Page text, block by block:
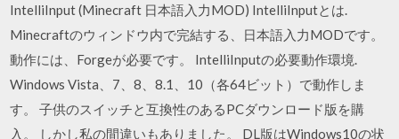
IntelliInput (Minecraft 日本語入力MOD) IntelliInputとは.
Minecraftのウィンドウ内で完結する、日本語入力MODです。
動作には、Forgeが必要です。 IntelliInputの必要動作環境.
Windows Vista、7、8、8.1、10（各64ビット）で動作しま
す。 子供のスイッチと互換性のあるPCダウンロード版を購
入。 しかし私の間違いもありました。 DL版はWindows10の状